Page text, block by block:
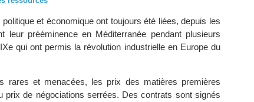
et économique ont toujours été liées, depuis les
leur prééminence en Méditerranée pendant plusieurs
qui ont permis la révolution industrielle en Europe du
rares et menacées, les prix des matières premières
prix de négociations serrées. Des contrats sont signés